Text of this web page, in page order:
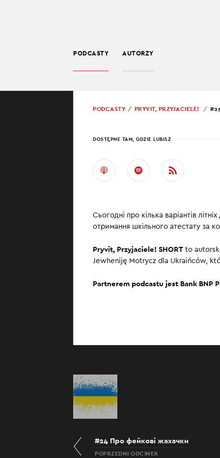
PODCASTY AUTORZY
PROWADZĄCY:
#25
НА
конкретну
PODCASTY
PRYVIT, PRZYJACIELE!
DOSTĘPNE TAM, GDZIE LUBISZ
Сьогодні про кілька варіантів
отримання шкільного атестату за
Pryvit, Przyjaciele! SHORT to
Jewheniję Motrycz dla Ukraińców,
Partnerem podcastu jest Bank BNP
#24 Про фейкові жахачки
POPRZEDNI ODCINEK